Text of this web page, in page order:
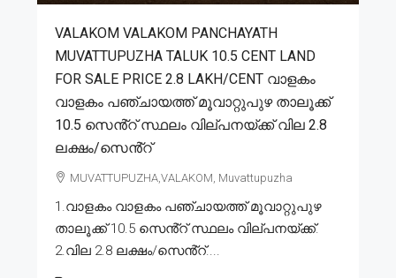
VALAKOM VALAKOM PANCHAYATH
MUVATTUPUZHA TALUK 10.5 CENT LAND
FOR SALE PRICE 2.8 LAKH/CENT വാളകം
വാളകം പഞ്ചായത്ത് മൂവാറ്റുപുഴ താലൂക്ക്
10.5 സെൻ്റ് സ്ഥലം വില്പനയ്ക്ക് വില 2.8
ലക്ഷം/സെൻ്റ്
MUVATTUPUZHA,VALAKOM, Muvattupuzha
1.വാളകം വാളകം പഞ്ചായത്ത് മൂവാറ്റുപുഴ
താലൂക്ക് 10.5 സെൻ്റ് സ്ഥലം വില്പനയ്ക്ക്.
2.വില 2.8 ലക്ഷം/സെൻ്റ്....